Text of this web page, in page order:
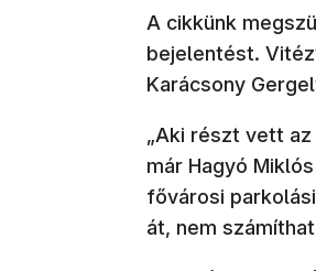
A cikkünk
bejelentést.
Karácsony
„Aki részt vett
már Hagyó
fővárosi
át, nem